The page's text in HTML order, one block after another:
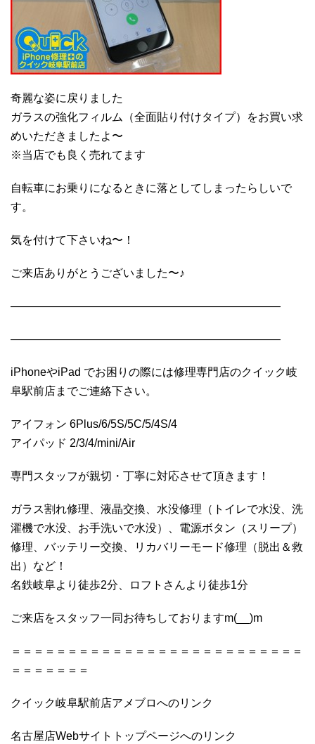
奇麗な姿に戻りました
ガラスの強化フィルム（全面貼り付けタイプ）をお買い求
めいただきましたよ〜
※当店でも良く売れてます
自転車にお乗りになるときに落としてしまったらしいで
す。
気を付けて下さいね〜！
ご来店ありがとうございました〜♪
————————————————————————
————————————————————————
iPhoneやiPad でお困りの際には修理専門店のクイック岐
阜駅前店までご連絡下さい。
アイフォン 6Plus/6/5S/5C/5/4S/4
アイパッド 2/3/4/mini/Air
専門スタッフが親切・丁寧に対応させて頂きます！
ガラス割れ修理、液晶交換、水没修理（トイレで水没、洗
濯機で水没、お手洗いで水没）、電源ボタン（スリープ）
修理、バッテリー交換、リカバリーモード修理（脱出＆救
出）など！
名鉄岐阜より徒歩2分、ロフトさんより徒歩1分
ご来店をスタッフ一同お待ちしておりますm(__)m
＝＝＝＝＝＝＝＝＝＝＝＝＝＝＝＝＝＝＝＝＝＝＝＝＝＝
＝＝＝＝＝＝＝
クイック岐阜駅前店アメブロへのリンク
名古屋店Webサイトトップページへのリンク